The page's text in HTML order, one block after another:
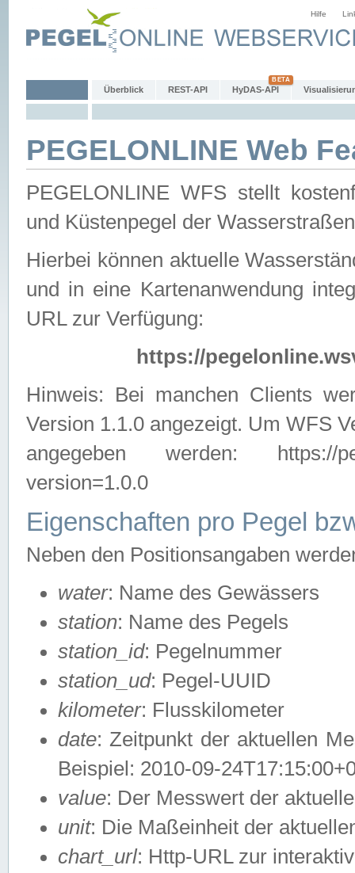
Hilfe
Überblick REST-API HyDAS-API
PEGELONLINE Web
PEGELONLINE WFS stellt
und Küstenpegel der
Hierbei können aktuelle
und in eine Kartenanwendung
URL zur Verfügung:
https://
Hinweis: Bei manchen Clients
Version 1.1.0 angezeigt. Um WFS
angegeben werden: https://
version=1.0.0
Eigenschaften pro Pegel
Neben den Positionsangaben
water: Name des Gewässers
station: Name des Pegels
station_id: Pegelnummer
station_ud: Pegel-UUID
kilometer: Flusskilometer
date: Zeitpunkt der aktuellen
Beispiel: 2010-09-
value: Der Messwert der
unit: Die Maßeinheit der
chart_url: Http-URL zur